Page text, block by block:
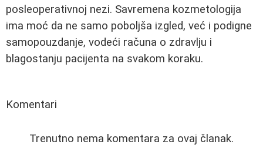
posleoperativnoj nezi. Savremena kozmetologija
ima moć da ne samo poboljša izgled, već i podigne
samopouzdanje, vodeći računa o zdravlju i
blagostanju pacijenta na svakom koraku.
Komentari
Trenutno nema komentara za ovaj članak.